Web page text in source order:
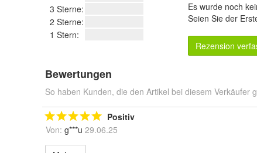
3 Sterne:
2 Sterne:
1 Stern:
Es wurde noch
Seien Sie der
Rezension
Bewertungen
So haben Kunden, die den Artikel bei diesem Verkäufer
Positiv
Von: g***u 29.06.25